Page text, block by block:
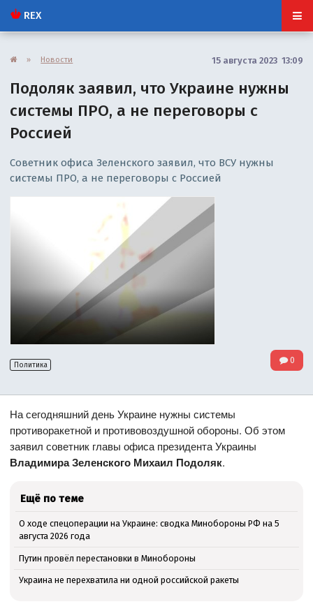
REX
» Новости 15 августа 2023 13:09
Подоляк заявил, что Украине нужны
системы ПРО, а не переговоры с
Россией
Советник офиса Зеленского заявил, что ВСУ нужны
системы ПРО, а не переговоры с Россией
Политика 0
На сегодняшний день Украине нужны системы
противоракетной и противовоздушной обороны. Об этом
заявил советник главы офиса президента Украины
Владимира Зеленского Михаил Подоляк.
Ещё по теме
О ходе спецоперации на Украине: сводка Минобороны РФ на 5
августа 2026 года
Путин провёл перестановки в Минобороны
Украина не перехватила ни одной российской ракеты